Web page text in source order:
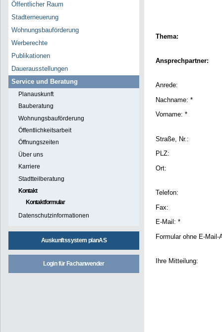
Öffentlicher Raum
Stadterneuerung
Wohnungsbauförderung
Werberechte
Publikationen
Dauerausstellungen
Service und Beratung
Planauskunft
Bauberatung
Wohnungsbauförderung
Öffentlichkeitsarbeit
Öffnungszeiten
Über uns
Karriere
Stadtteilberatung
Kontakt
Kontaktformular
Datenschutzinformationen
Auskunftssystem planAS
Login für Fachanwender
Thema:
Ansprechpartner:
Anrede:
Nachname: *
Vorname: *
Straße, Nr.:
PLZ:
Ort:
Telefon:
Fax:
E-Mail: *
Formular ohne E-
Ihre Mitteilung: